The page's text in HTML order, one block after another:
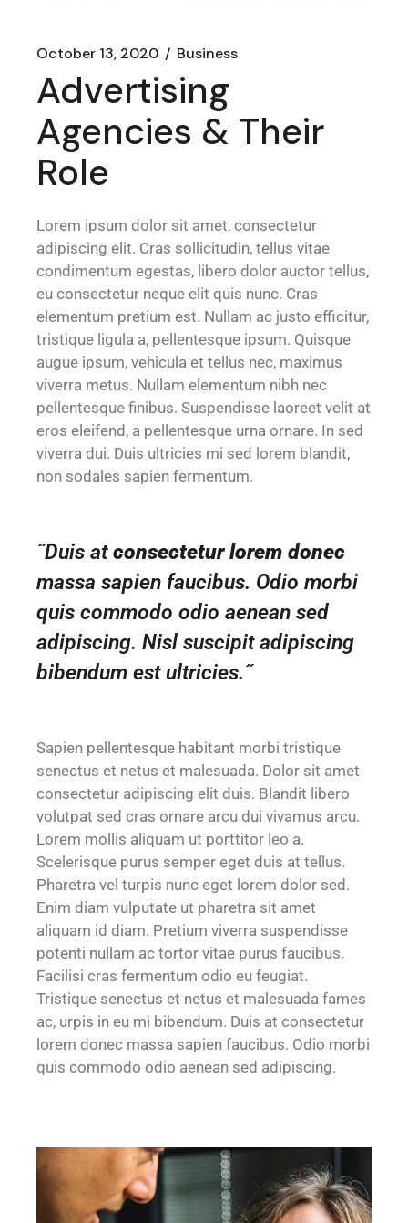
October 13, 2020 Business
Advertising
Agencies & Their
Role
Lorem ipsum dolor sit amet, consectetur
adipiscing elit. Cras sollicitudin, tellus vitae
condimentum egestas, libero dolor auctor tellus,
eu consectetur neque elit quis nunc. Cras
elementum pretium est. Nullam ac justo efficitur,
tristique ligula a, pellentesque ipsum. Quisque
augue ipsum, vehicula et tellus nec, maximus
viverra metus. Nullam elementum nibh nec
pellentesque finibus. Suspendisse laoreet velit at
eros eleifend, a pellentesque urna ornare. In sed
viverra dui. Duis ultricies mi sed lorem blandit,
non sodales sapien fermentum.
˝Duis atconsectetur lorem donec
massa sapien faucibus. Odio morbi
quis commodo odio aenean sed
adipiscing. Nisl suscipit adipiscing
bibendum est ultricies.˝
Sapien pellentesque habitant morbi tristique
senectus et netus et malesuada. Dolor sit amet
consectetur adipiscing elit duis. Blandit libero
volutpat sed cras ornare arcu dui vivamus arcu.
Lorem mollis aliquam ut porttitor leo a.
Scelerisque purus semper eget duis at tellus.
Pharetra vel turpis nunc eget lorem dolor sed.
Enim diam vulputate ut pharetra sit amet
aliquam id diam. Pretium viverra suspendisse
potenti nullam ac tortor vitae purus faucibus.
Facilisi cras fermentum odio eu feugiat.
Tristique senectus et netus et malesuada fames
ac, urpis in eu mi bibendum. Duis at consectetur
lorem donec massa sapien faucibus. Odio morbi
quis commodo odio aenean sed adipiscing.